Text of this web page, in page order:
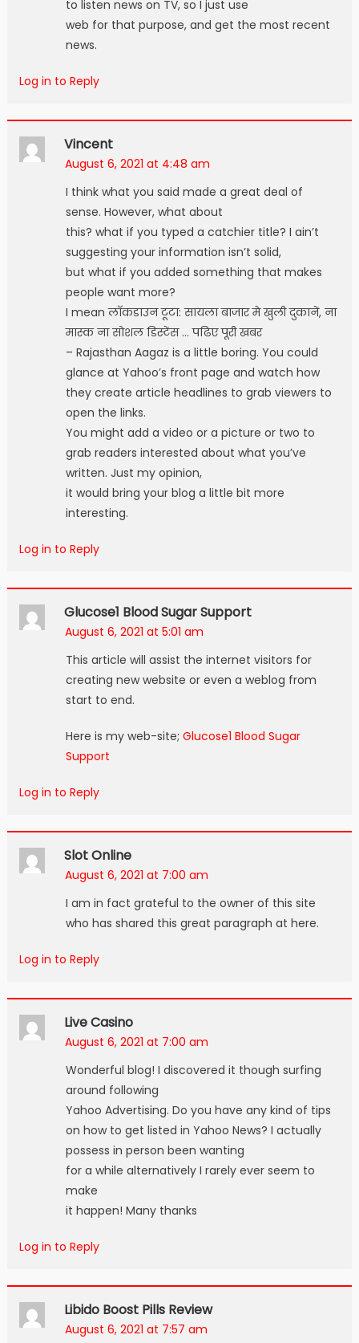
to listen news on TV, so I just use
web for that purpose, and get the most recent
news.
Log in to Reply
Vincent
August 6, 2021 at 4:48 am
I think what you said made a great deal of
sense. However, what about
this? what if you typed a catchier title? I ain’t
suggesting your information isn’t solid,
but what if you added something that makes
people want more?
I mean लाॅकडाउन टूटा: सायला बाजार मे खुली दुकानें, ना
मास्क ना सोशल डिस्टेंस … पढिए पूरी खबर
– Rajasthan Aagaz is a little boring. You could
glance at Yahoo’s front page and watch how
they create article headlines to grab viewers to
open the links.
You might add a video or a picture or two to
grab readers interested about what you’ve
written. Just my opinion,
it would bring your blog a little bit more
interesting.
Log in to Reply
Glucose1 Blood Sugar Support
August 6, 2021 at 5:01 am
This article will assist the internet visitors for
creating new website or even a weblog from
start to end.
Here is my web-site; Glucose1 Blood Sugar
Support
Log in to Reply
Slot Online
August 6, 2021 at 7:00 am
I am in fact grateful to the owner of this site
who has shared this great paragraph at here.
Log in to Reply
Live Casino
August 6, 2021 at 7:00 am
Wonderful blog! I discovered it though surfing
around following
Yahoo Advertising. Do you have any kind of tips
on how to get listed in Yahoo News? I actually
possess in person been wanting
for a while alternatively I rarely ever seem to
make
it happen! Many thanks
Log in to Reply
Libido Boost Pills Review
August 6, 2021 at 7:57 am